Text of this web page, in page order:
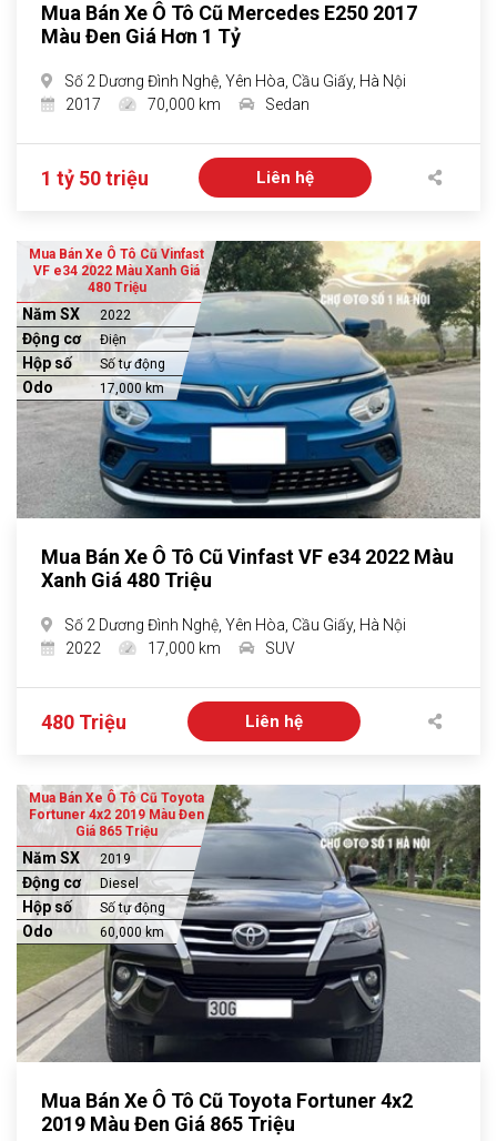
Mua Bán Xe Ô Tô Cũ Mercedes E250 2017
Màu Đen Giá Hơn 1 Tỷ
Số 2 Dương Đình Nghệ, Yên Hòa, Cầu Giấy, Hà Nội
2017
70,000 km Sedan
1 tỷ 50 triệu Liên hệ
Mua Bán Xe Ô Tô Cũ Vinfast
VF e34 2022 Màu Xanh Giá
480 Triệu
Năm SX 2022
Động cơ Điện
Hộp số Số tự động
Odo 17,000 km
Mua Bán Xe Ô Tô Cũ Vinfast VF e34 2022 Màu
Xanh Giá 480 Triệu
Số 2 Dương Đình Nghệ, Yên Hòa, Cầu Giấy, Hà Nội
2022
17,000 km SUV
480 Triệu Liên hệ
Mua Bán Xe Ô Tô Cũ Toyota
Fortuner 4x2 2019 Màu Đen
Giá 865 Triệu
Năm SX 2019
Động cơ Diesel
Hộp số Số tự động
Odo 60,000 km
Mua Bán Xe Ô Tô Cũ Toyota Fortuner 4x2
2019 Màu Đen Giá 865 Triệu